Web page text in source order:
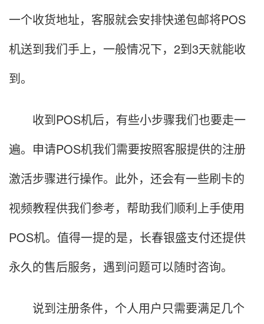
一个收货地址，客服就会安排快递包邮将POS
机送到我们手上，一般情况下，2到3天就能收
到。
收到POS机后，有些小步骤我们也要走一
遍。申请POS机我们需要按照客服提供的注册
激活步骤进行操作。此外，还会有一些刷卡的
视频教程供我们参考，帮助我们顺利上手使用
POS机。值得一提的是，长春银盛支付还提供
永久的售后服务，遇到问题可以随时咨询。
说到注册条件，个人用户只需要满足几个